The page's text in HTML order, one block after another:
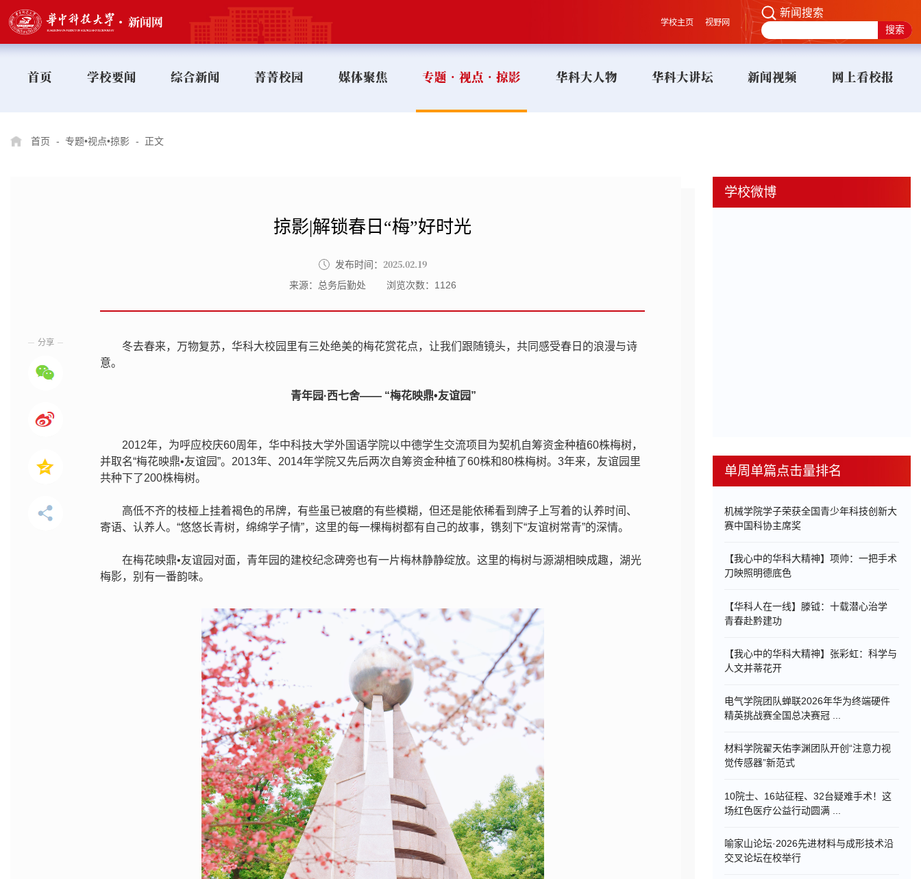
学校主页 视野网
新闻搜索
首页 学校要闻 综合新闻 菁菁校园 媒体聚焦 专题•视点•掠影 华科大人物 华科大讲坛 新闻视频 网上看校报
首页 - 专题•视点•掠影 - 正文
掠影|解锁春日“梅”好时光
发布时间： 2025.02.19
来源：总务后勤处 浏览次数： 1126
冬去春来，万物复苏，华科大校园里有三处绝美的梅花赏花点，让我们跟随镜头，共同感受春日的浪漫与诗
意。
青年园·西七舍—— “梅花映鼎•友谊园”
2012年，为呼应校庆60周年，华中科技大学外国语学院以中德学生交流项目为契机自筹资金种植60株梅树，
并取名“梅花映鼎•友谊园”。2013年、2014年学院又先后两次自筹资金种植了60株和80株梅树。3年来，友谊园里
共种下了200株梅树。
高低不齐的枝桠上挂着褐色的吊牌，有些虽已被磨的有些模糊，但还是能依稀看到牌子上写着的认养时间、
寄语、认养人。“悠悠长青树，绵绵学子情”，这里的每一棵梅树都有自己的故事，镌刻下“友谊树常青”的深情。
在梅花映鼎•友谊园对面，青年园的建校纪念碑旁也有一片梅林静静绽放。这里的梅树与源湖相映成趣，湖光
梅影，别有一番韵味。
分享
学校微博
单周单篇点击量排名
机械学院学子荣获全国青少年科技创新大
赛中国科协主席奖
【我心中的华科大精神】项帅：一把手术
刀映照明德底色
【华科人在一线】滕钺：十载潜心治学
青春赴黔建功
【我心中的华科大精神】张彩虹：科学与
人文并蒂花开
电气学院团队蝉联2026年华为终端硬件
精英挑战赛全国总决赛冠 ...
材料学院翟天佑李渊团队开创“注意力视
觉传感器”新范式
10院士、16站征程、32台疑难手术！这
场红色医疗公益行动圆满 ...
喻家山论坛·2026先进材料与成形技术沿
交叉论坛在校举行